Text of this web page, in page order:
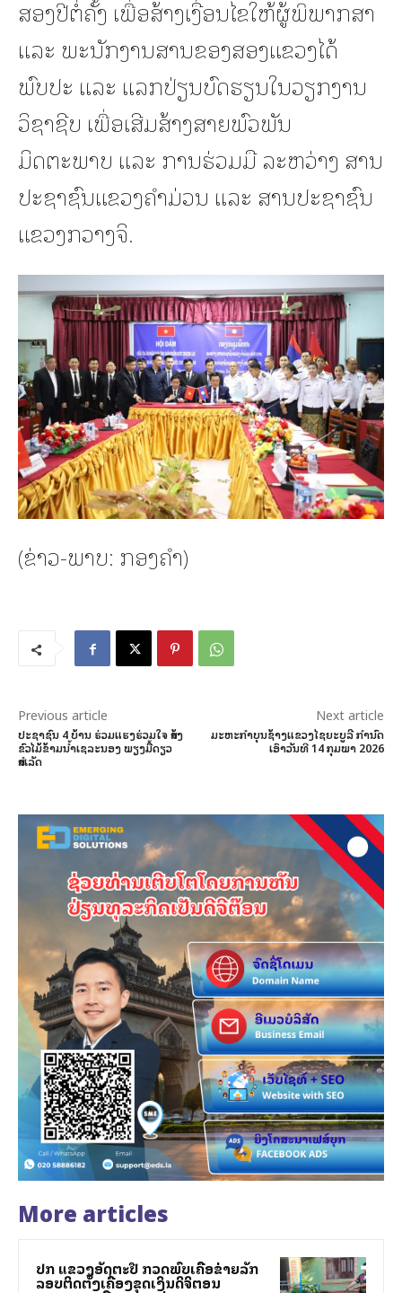
ສອງປີຕໍ່ຄັ້ງ ເພື່ອສ້າງເງື່ອນໄຂໃຫ້ຜູ້ພິພາກສາ
ແລະ ພະນັກງານສານຂອງສອງແຂວງໄດ້
ພົບປະ ແລະ ແລກປ່ຽນບົດຮຽນໃນວຽກງານ
ວິຊາຊີບ ເພື່ອເສີມສ້າງສາຍພົວພັນ
ມິດຕະພາບ ແລະ ການຮ່ວມມື ລະຫວ່າງ ສານ
ປະຊາຊົນແຂວງຄໍາມ່ວນ ແລະ ສານປະຊາຊົນ
ແຂວງກວາງຈິ.
(ຂ່າວ-ພາບ: ກອງຄໍາ)
Previous article
ປະຊາຊົນ 4 ບ້ານ ຮ່ວມແຮງຮ່ວມໃຈ ສ້າງ
ຂົວໄມ້ຂ້າມນ້ຳເຊລະນອງ ພຽງມື້ດຽວ
ສຳເລັດ
Next article
ມະຫະກໍາບຸນຊ້າງແຂວງໄຊຍະບູລີ ກໍານົດ
ເອົາວັນທີ 14 ກຸມພາ 2026
More articles
ປກສ ແຂວງອັດຕະປື ກວດພົບເຄືອຂ່າຍລັກ
ລອບຕິດຕັ້ງເຄື່ອງຂຸດເງິນດິຈິຕອນ